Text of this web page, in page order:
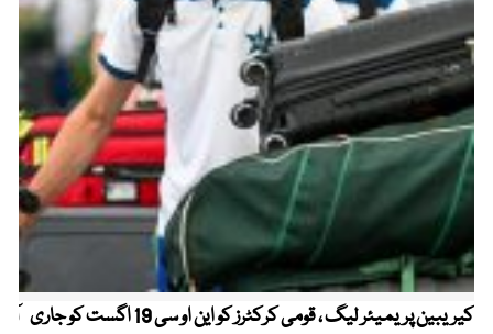
کیریبین پریمیئر لیگ ، قومی کرکٹرز کو این او سی 19 اگست کو جاری